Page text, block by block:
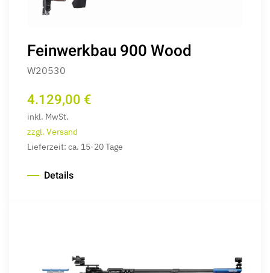
Feinwerkbau 900 Wood
W20530
4.129,00 €
inkl. MwSt.
zzgl. Versand
Lieferzeit: ca. 15-20 Tage
Details